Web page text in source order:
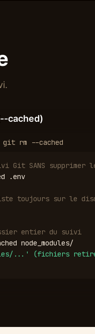
cached)
rm --cached
Git SANS supprimer
.env
toujours sur le
entier du suivi
node_modules/
...' (fichiers